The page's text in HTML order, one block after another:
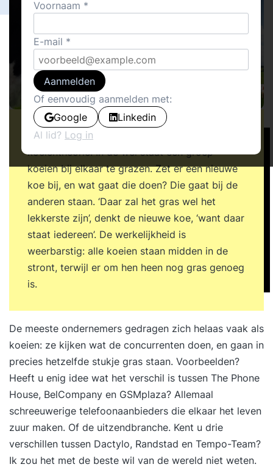
Belangrijk wetenschappelijk onderzoek: de
koeientheorie. In de wei staat een groep
koeien bij elkaar te grazen. Zet er een nieuwe
koe bij, en wat gaat die doen? Die gaat bij de
anderen staan. ‘Daar zal het gras wel het
lekkerste zijn’, denkt de nieuwe koe, ‘want daar
staat iedereen’. De werkelijkheid is
weerbarstig: alle koeien staan midden in de
stront, terwijl er om hen heen nog gras genoeg
is.
De meeste ondernemers gedragen zich helaas vaak als
koeien: ze kijken wat de concurrenten doen, en gaan in
precies hetzelfde stukje gras staan. Voorbeelden?
Heeft u enig idee wat het verschil is tussen The Phone
House, BelCompany en GSMplaza? Allemaal
schreeuwerige telefoonaanbieders die elkaar het leven
zuur maken. Of de uitzendbranche. Kent u drie
verschillen tussen Dactylo, Randstad en Tempo-Team?
Ik zou het met de beste wil van de wereld niet weten.
Voornaam
E-mail
Aanmelden
Of eenvoudig aanmelden met:
Google
Linkedin
Al lid? Log in